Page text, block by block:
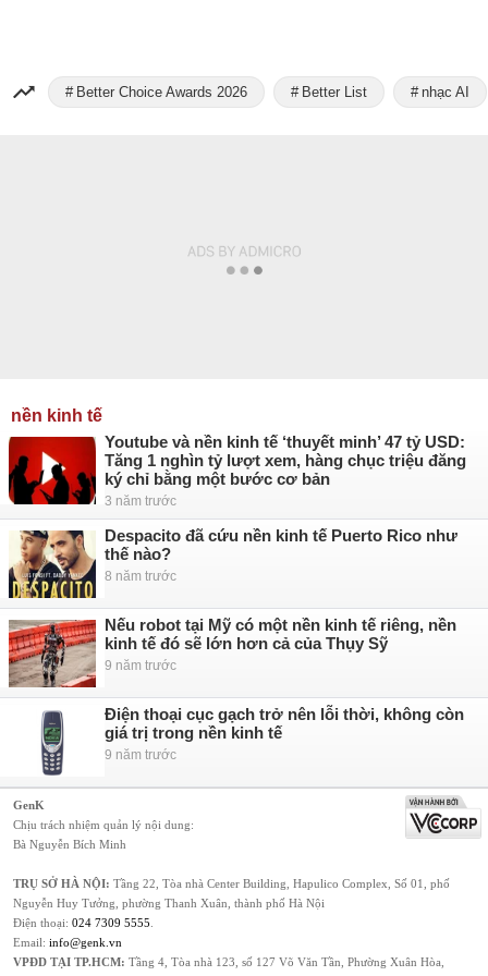
Better Choice Awards 2026 Better List nhạc AI
nền kinh tế
Youtube và nền kinh tế ‘thuyết minh’ 47 tỷ USD:
Tăng 1 nghìn tỷ lượt xem, hàng chục triệu đăng
ký chỉ bằng một bước cơ bản
3 năm trước
Despacito đã cứu nền kinh tế Puerto Rico như
thế nào?
8 năm trước
Nếu robot tại Mỹ có một nền kinh tế riêng, nền
kinh tế đó sẽ lớn hơn cả của Thụy Sỹ
9 năm trước
Điện thoại cục gạch trở nên lỗi thời, không còn
giá trị trong nền kinh tế
9 năm trước
GenK
Chịu trách nhiệm quản lý nội dung:
Bà Nguyễn Bích Minh
TRỤ SỞ HÀ NỘI: Tầng 22, Tòa nhà Center Building, Hapulico Complex, Số 01, phố
Nguyễn Huy Tưởng, phường Thanh Xuân, thành phố Hà Nội
Điện thoại: 024 7309 5555
Email: info@genk.vn
VPĐD TẠI TP.HCM: Tầng 4, Tòa nhà 123, số 127 Võ Văn Tần, Phường Xuân Hòa,